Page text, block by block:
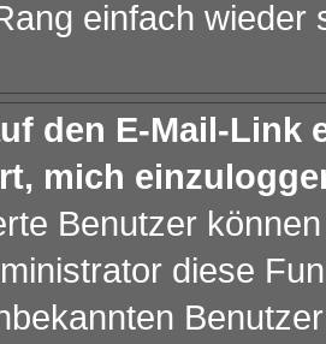
einfach wieder
den E-Mail-Link
mich
Benutzer
diese